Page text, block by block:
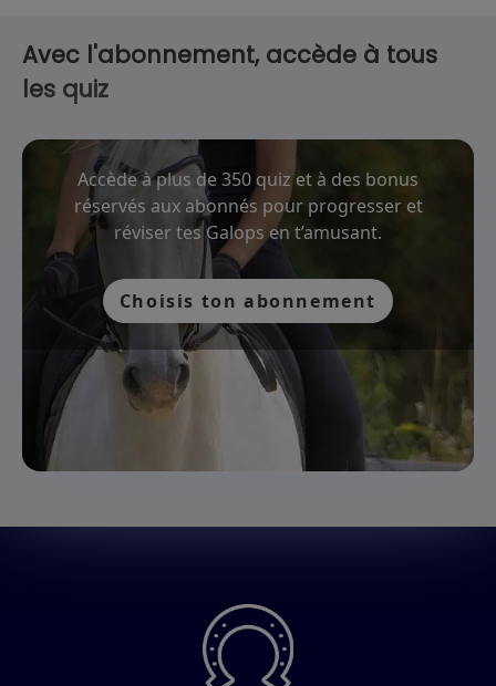
Avec l'abonnement, accède à tous
les quiz
Accède à plus de 350 quiz et à des bonus
réservés aux abonnés pour progresser et
réviser tes Galops en t’amusant.
Choisis ton abonnement